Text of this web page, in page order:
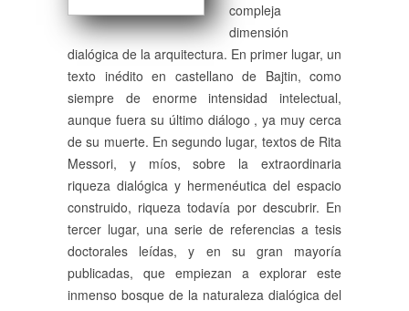
compleja
dimensión
dialógica de la arquitectura. En primer lugar, un
texto inédito en castellano de Bajtin, como
siempre de enorme intensidad intelectual,
aunque fuera su último diálogo , ya muy cerca
de su muerte. En segundo lugar, textos de Rita
Messori, y míos, sobre la extraordinaria
riqueza dialógica y hermenéutica del espacio
construido, riqueza todavía por descubrir. En
tercer lugar, una serie de referencias a tesis
doctorales leídas, y en su gran mayoría
publicadas, que empiezan a explorar este
inmenso bosque de la naturaleza dialógica del